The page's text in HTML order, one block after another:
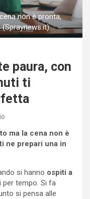
non è pronta,
paura, con
ti
ma la cena non è
ne prepari una in
si hanno ospiti a
per tempo. Si fa
si pensa alle